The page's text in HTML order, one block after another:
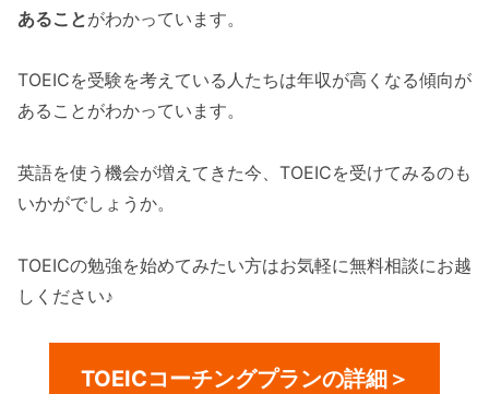
あることがわかっています。
TOEICを受験を考えている人たちは年収が高くなる傾向が
あることがわかっています。
英語を使う機会が増えてきた今、TOEICを受けてみるのも
いかがでしょうか。
TOEICの勉強を始めてみたい方はお気軽に無料相談にお越
しください♪
TOEICコーチングプランの詳細＞